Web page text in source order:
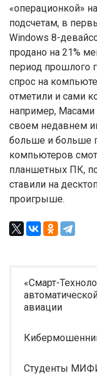
«операционкой»
подсчетам, в
Windows 8-
продано на 21%
период прошлого
спрос на
отметили и сами
например, Масами
своем недавнем
больше и больше
компьютеров
планшетных ПК,
ставили на
проигрыше.
«Смарт-
авиации
Студенты